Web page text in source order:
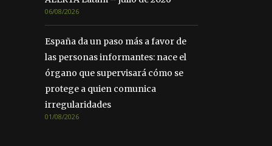
06/08/2026
España da un paso más a favor de
las personas informantes: nace el
órgano que supervisará cómo se
protege a quien comunica
irregularidades
01/08/2026